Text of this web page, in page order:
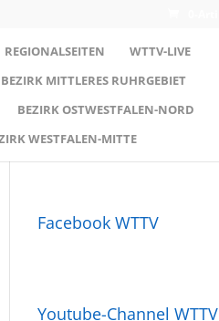
REGIONALSEITEN
WTTV-LIVE
BEZIRK MITTLERES RUHRGEBIET
BEZIRK OSTWESTFALEN-NORD
WESTFALEN-MITTE
Facebook WTTV
Youtube-Channel WTTV